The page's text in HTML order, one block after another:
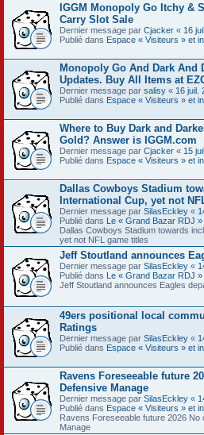
IGGM Monopoly Go Itchy &
Carry Slot Sale
Dernier message par Cjacker « 16
Publié dans Espace « Visiteurs » et
Monopoly Go And Dark And
Updates. Buy All Items at
Dernier message par salisy « 16 juil.
Publié dans Espace « Visiteurs » et
Where to Buy Dark and
Gold? Answer is IGGM.com
Dernier message par Cjacker « 15
Publié dans Espace « Visiteurs » et
Dallas Cowboys Stadium
International Cup, yet not
Dernier message par SilasEckley «
Publié dans Le « Grand Bazar RDJ »
Dallas Cowboys Stadium towards
yet not NFL game titles
Jeff Stoutland announces
Dernier message par SilasEckley «
Publié dans Le « Grand Bazar RDJ »
Jeff Stoutland announces Eagles
49ers positional local
Ratings
Dernier message par SilasEckley «
Publié dans Espace « Visiteurs » et
Ravens Foreseeable future
Defensive Manage
Dernier message par SilasEckley «
Publié dans Espace « Visiteurs » et
Ravens Foreseeable future 2026
Manage